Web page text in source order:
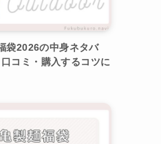
2026の中身ネタバ
コミ・購入するコツに